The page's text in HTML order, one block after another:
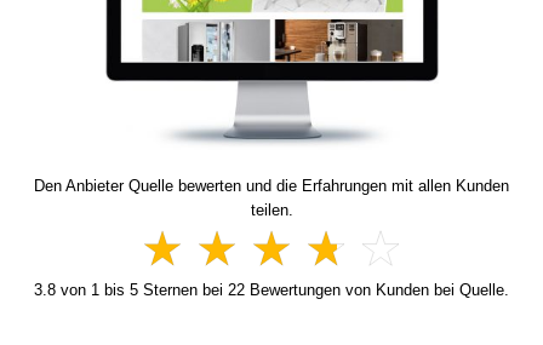
Den Anbieter Quelle bewerten und die Erfahrungen mit allen Kunden
teilen.
3.8 von 1 bis 5 Sternen bei 22 Bewertungen von Kunden bei Quelle.